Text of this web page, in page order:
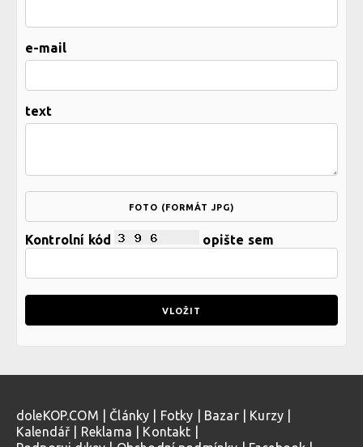
e-mail
text
FOTO (FORMÁT JPG)
Kontrolní kód opište sem
doleKOP.COM Články Fotky Bazar| Kurzy
Kalendář
Reklama Kontakt